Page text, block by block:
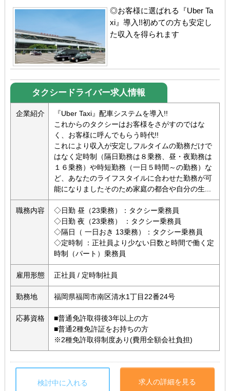
◎お客様に選ばれる『Uber Ta
xi』導入!!初めての方も安定し
た収入を得られます
タクシードライバー求人情報
企業紹介
『Uber Taxi』配車システムを導入!!
これからのタクシーはお客様をさがすのではな
く、お客様に呼んでもらう時代!!
これにより収入が安定しフルタイムの勤務だけで
はなく定時制（隔日勤務は８乗務、昼・夜勤務は
１６乗務）や時短勤務（一日５時間～の勤務）な
ど、あなたのライフスタイルに合わせた勤務が可
能になりましたそのため家庭の都合や自分の生...
職務内容
◇日勤 昼（23乗務）：タクシー乗務員
◇日勤 夜（23乗務） ：タクシー乗務員
◇隔日（ 一日おき 13乗務）：タクシー乗務員
◇定時制 ：正社員より少ない日数と時間で働く定
時制（パート）乗務員
雇用形態 正社員 / 定時制社員
勤務地 福岡県福岡市南区清水1丁目22番24号
応募資格
■普通免許取得後3年以上の方
■普通2種免許証をお持ちの方
※2種免許取得制度あり(費用全額会社負担)
検討中に入れる 求人の詳細を見る